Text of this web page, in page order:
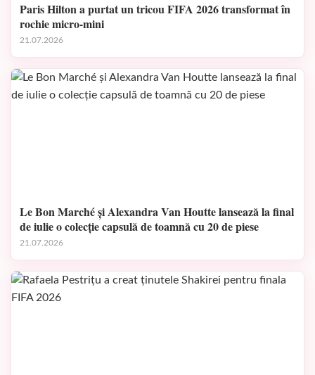
Paris Hilton a purtat un tricou FIFA 2026 transformat în
rochie micro-mini
21.07.2026
Le Bon Marché și Alexandra Van Houtte lansează la final
de iulie o colecție capsulă de toamnă cu 20 de piese
21.07.2026